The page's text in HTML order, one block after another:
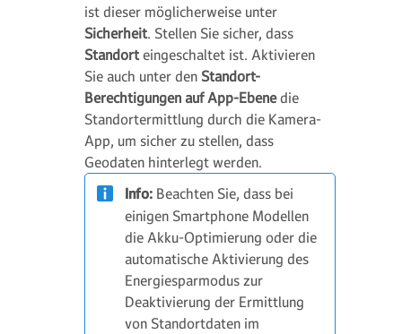
ist dieser möglicherweise unter
Sicherheit. Stellen Sie sicher, dass
Standort eingeschaltet ist. Aktivieren
Sie auch unter den Standort-
Berechtigungen auf App-Ebenedie
Standortermittlung durch die Kamera-
App, um sicher zu stellen, dass
Geodaten hinterlegt werden.
Info: Beachten Sie, dass bei
einigen Smartphone Modellen
die Akku-Optimierung oder die
automatische Aktivierung des
Energiesparmodus zur
Deaktivierung der Ermittlung
von Standortdaten im